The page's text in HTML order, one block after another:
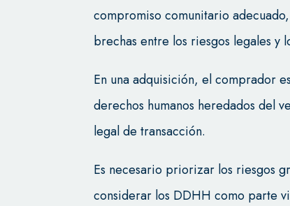
compromiso comunitario
brechas entre los riesgos legales y
En una adquisición, el comprador
derechos humanos heredados del
legal de transacción.
Es necesario priorizar los riesgos
considerar los DDHH como parte